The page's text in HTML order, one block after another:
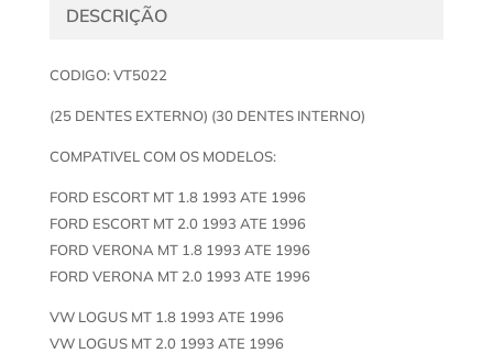
DESCRIÇÃO
CODIGO: VT5022
(25 DENTES EXTERNO) (30 DENTES INTERNO)
COMPATIVEL COM OS MODELOS:
FORD ESCORT MT 1.8 1993 ATE 1996
FORD ESCORT MT 2.0 1993 ATE 1996
FORD VERONA MT 1.8 1993 ATE 1996
FORD VERONA MT 2.0 1993 ATE 1996
VW LOGUS MT 1.8 1993 ATE 1996
VW LOGUS MT 2.0 1993 ATE 1996